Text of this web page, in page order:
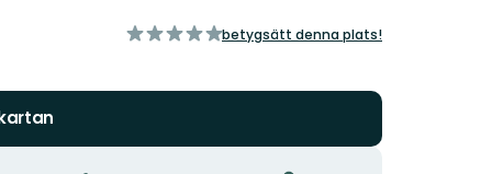
av
betygsätt denna plats!